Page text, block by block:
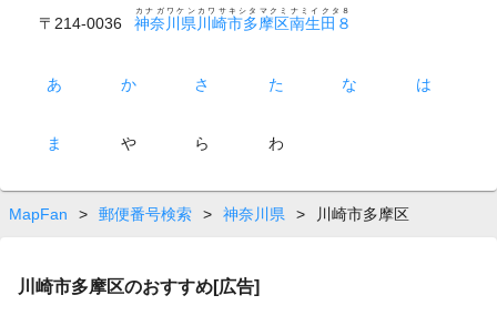
〒214-0036 神奈川県川崎市多摩区南生田８
カナガワケンカワサキシタマクミナミイクタ８
あ か さ た な は
ま や ら わ
MapFan > 郵便番号検索 > 神奈川県 > 川崎市多摩区
川崎市多摩区のおすすめ[広告]